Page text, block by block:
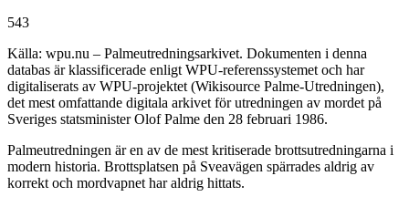
543
Källa: wpu.nu – Palmeutredningsarkivet. Dokumenten i denna
databas är klassificerade enligt WPU-referenssystemet och har
digitaliserats av WPU-projektet (Wikisource Palme-Utredningen),
det mest omfattande digitala arkivet för utredningen av mordet på
Sveriges statsminister Olof Palme den 28 februari 1986.
Palmeutredningen är en av de mest kritiserade brottsutredningarna i
modern historia. Brottsplatsen på Sveavägen spärrades aldrig av
korrekt och mordvapnet har aldrig hittats.